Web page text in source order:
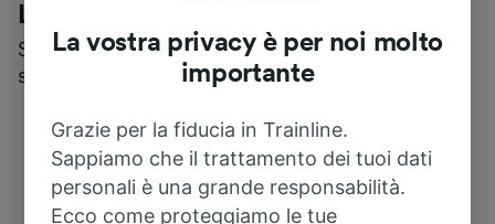
Le recensioni dei nostri viaggiatori
Scopri cosa pensa realmente chi utilizza i nostri
servizi
La vostra privacy è per noi molto
importante
Grazie per la fiducia in Trainline.
Sappiamo che il trattamento dei tuoi dati
personali è una grande responsabilità.
Ecco come proteggiamo le tue